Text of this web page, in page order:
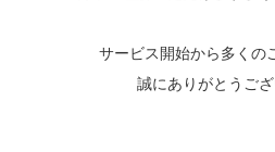
サービス開始から多くの
誠にありがとうござ